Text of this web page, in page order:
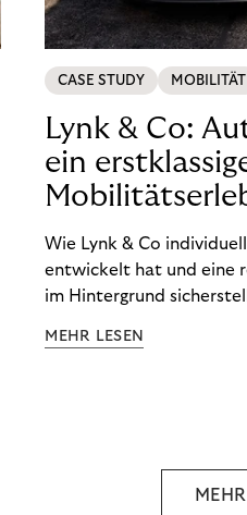
CASE STUDY MOBILITÄT
Lynk & Co:
ein
Wie Lynk & Co
entwickelt hat und eine
im Hintergrund
MEHR LESEN